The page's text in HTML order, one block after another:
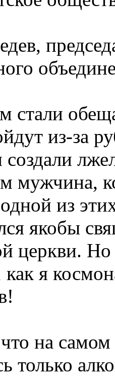
стали
из-за
создали
мужчина,
из
якобы
церкви.
я
на
только